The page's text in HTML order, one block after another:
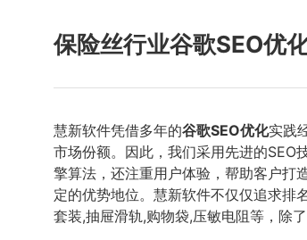
保险丝行业谷歌SEO优
慧新软件凭借多年的谷歌SEO优化实践
市场份额。因此，我们采用先进的SEO
擎算法，还注重用户体验，帮助客户打
定的优势地位。慧新软件不仅仅追求排
套装,抽屉滑轨,购物袋,压敏电阻等，除